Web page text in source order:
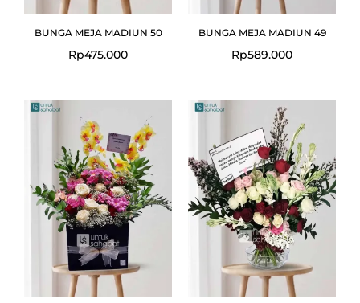
BUNGA MEJA MADIUN 50
Rp475.000
BUNGA MEJA MADIUN 49
Rp589.000